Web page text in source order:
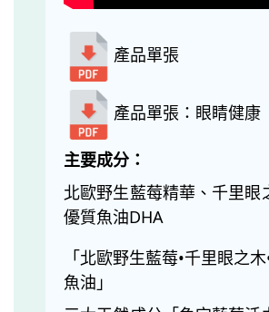
產品單張
產品單張：眼睛健康
主要成分：
北歐野生藍莓精華、千里眼
優質魚油DHA
「北歐野生藍莓•千里眼之
魚油」